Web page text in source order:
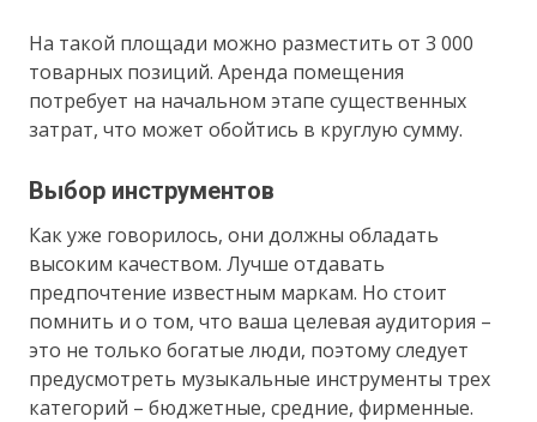
На такой площади можно разместить от 3 000
товарных позиций. Аренда помещения
потребует на начальном этапе существенных
затрат, что может обойтись в круглую сумму.
Выбор инструментов
Как уже говорилось, они должны обладать
высоким качеством. Лучше отдавать
предпочтение известным маркам. Но стоит
помнить и о том, что ваша целевая аудитория –
это не только богатые люди, поэтому следует
предусмотреть музыкальные инструменты трех
категорий – бюджетные, средние, фирменные.